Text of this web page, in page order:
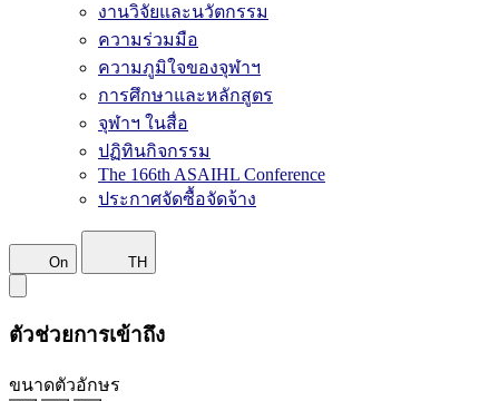
งานวิจัยและนวัตกรรม
ความร่วมมือ
ความภูมิใจของจุฬาฯ
การศึกษาและหลักสูตร
จุฬาฯ ในสื่อ
ปฏิทินกิจกรรม
The 166th ASAIHL Conference
ประกาศจัดซื้อจัดจ้าง
On TH
ตัวช่วยการเข้าถึง
ขนาดตัวอักษร